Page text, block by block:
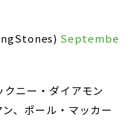
Septembe
ニー・ダイアモン
、ポール・マッカー